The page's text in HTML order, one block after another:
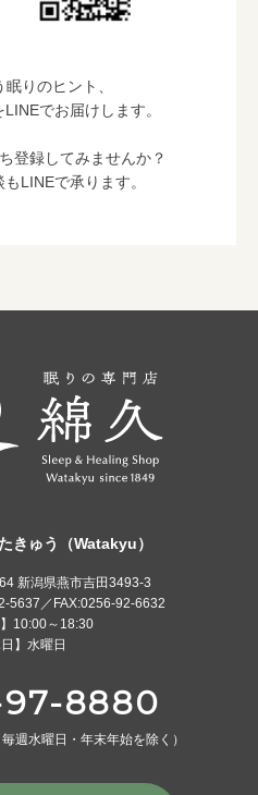
りのヒント、
でお届けします。
登録してみませんか？
LINEで承ります。
ゅう（Watakyu）
新潟県燕市吉田3493-3
5637／FAX:0256-92-6632
】10:00～18:30
日】水曜日
8880
毎週水曜日・年末年始を除く）